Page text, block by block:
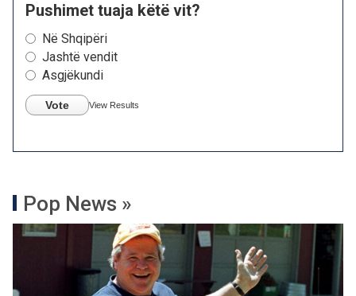
Pushimet tuaja këtë vit?
Në Shqipëri
Jashtë vendit
Asgjëkundi
Vote View Results
Pop News »